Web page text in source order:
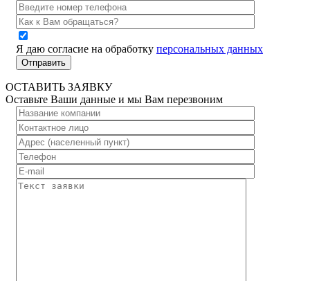
Я даю согласие на обработку персональных данных
ОСТАВИТЬ ЗАЯВКУ
Оставьте Ваши данные и мы Вам перезвоним